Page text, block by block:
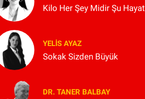
Kilo Her Şey Midir Şu
YELIS AYAZ
Sokak Sizden Büyük
DR. TANER BALBAY